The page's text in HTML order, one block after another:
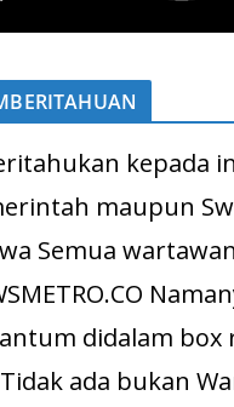
kepada
maupun
Semua wartawan
didalam box
Tidak ada bukan